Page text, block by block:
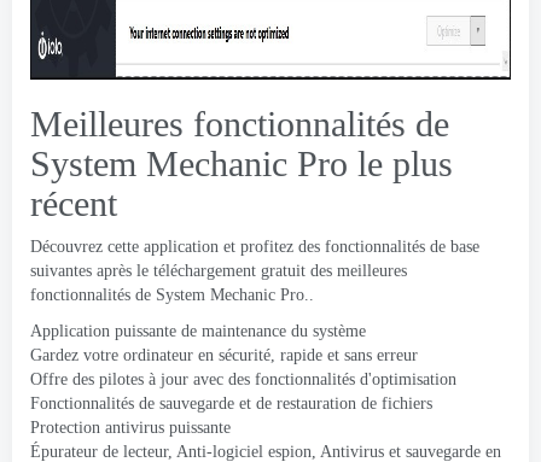
Meilleures fonctionnalités de
System Mechanic Pro le plus
récent
Découvrez cette application et profitez des fonctionnalités de base
suivantes après le téléchargement gratuit des meilleures
fonctionnalités de System Mechanic Pro..
Application puissante de maintenance du système
Gardez votre ordinateur en sécurité, rapide et sans erreur
Offre des pilotes à jour avec des fonctionnalités d'optimisation
Fonctionnalités de sauvegarde et de restauration de fichiers
Protection antivirus puissante
Épurateur de lecteur, Anti-logiciel espion, Antivirus et sauvegarde en